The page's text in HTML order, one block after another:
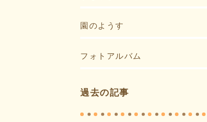
園のようす
フォトアルバム
過去の記事